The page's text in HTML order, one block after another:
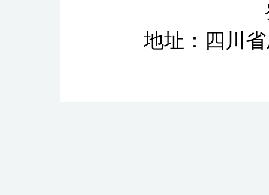
地址：四川省